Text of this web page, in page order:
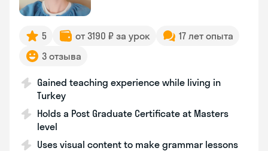
5 от 3190 ₽ за урок
17 лет опыта
3 отзыва
Gained teaching experience while living in
Turkey
Holds a Post Graduate Certificate at Masters
level
Uses visual content to make grammar lessons